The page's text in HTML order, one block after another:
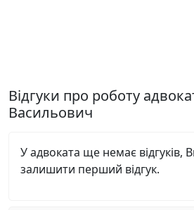
Відгуки про роботу
Васильович
У адвоката ще немає відгуків,
залишити перший відгук.